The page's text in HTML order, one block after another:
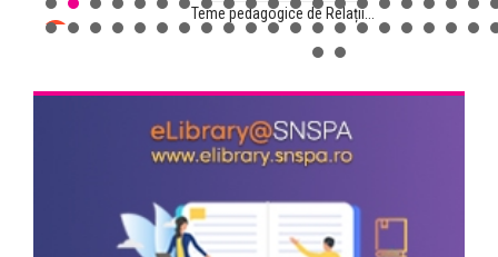
Teme pedagogice de Relații...